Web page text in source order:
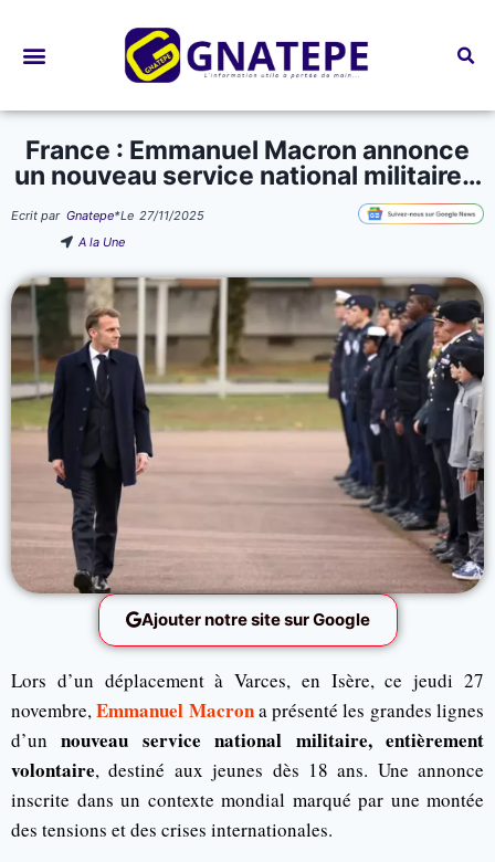
France : Emmanuel Macron annonce
un nouveau service national militaire…
Ecrit par Gnatepe*Le 27/11/2025
A la Une
Ajouter notre site sur Google
Lors d’un déplacement à Varces, en Isère, ce jeudi 27
novembre,Emmanuel Macrona présenté les grandes lignes
d’unnouveau service national militaire, entièrement
volontaire, destiné aux jeunes dès 18 ans. Une annonce
inscrite dans un contexte mondial marqué par une montée
des tensions et des crises internationales.